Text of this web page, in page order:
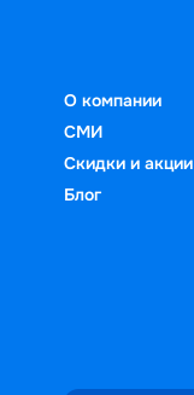
О компании
СМИ
Скидки и акции
Блог